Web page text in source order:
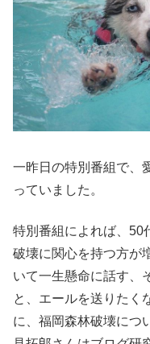
一昨日の特別番組で、
っていました。
特別番組によれば、50
破壊に関心を持つ方が
いて一生懸命に話す、
と、エールを送りたく
に、福岡森林破壊につ